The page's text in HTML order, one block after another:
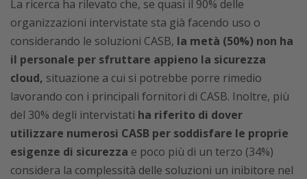
La ricerca ha rilevato che, se quasi il 90% delle
organizzazioni intervistate sta già facendo uso o
considerando le soluzioni CASB, la metà (50%) non ha
il personale per sfruttare appieno la sicurezza
cloud, situazione a cui si potrebbe porre rimedio
lavorando con i principali fornitori di CASB. Inoltre, più
del 30% degli intervistati ha riferito di dover
utilizzare numerosi CASB per soddisfare le proprie
esigenze di sicurezza e poco più di un terzo (34%)
considera la complessità delle soluzioni un inibitore nel